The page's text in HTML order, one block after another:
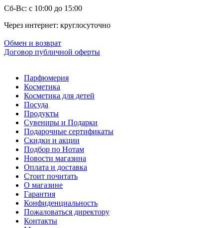
Сб-Вс: с 10:00 до 15:00
Через интернет: круглосуточно
Обмен и возврат
Договор публичной оферты
Парфюмерия
Косметика
Косметика для детей
Посуда
Продукты
Сувениры и Подарки
Подарочные сертификаты
Скидки и акции
Подбор по Нотам
Новости магазина
Оплата и доставка
Стоит почитать
О магазине
Гарантия
Конфиденциальность
Пожаловаться директору
Контакты